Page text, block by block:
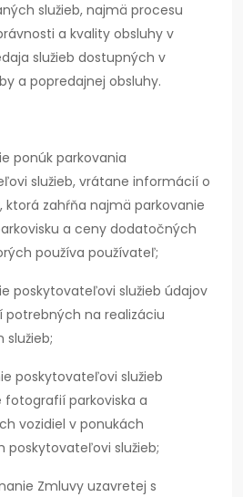
služieb, najmä procesu
a kvality obsluhy v
služieb dostupných v
a popredajnej obsluhy.
ponúk parkovania
služieb, vrátane informácií o
ktorá zahŕňa najmä parkovanie
a ceny dodatočných
používa používateľ;
poskytovateľovi služieb údajov
na realizáciu
služieb;
poskytovateľovi služieb
fotografií parkoviska a
vozidiel v ponukách
poskytovateľovi služieb;
Zmluvy uzavretej s